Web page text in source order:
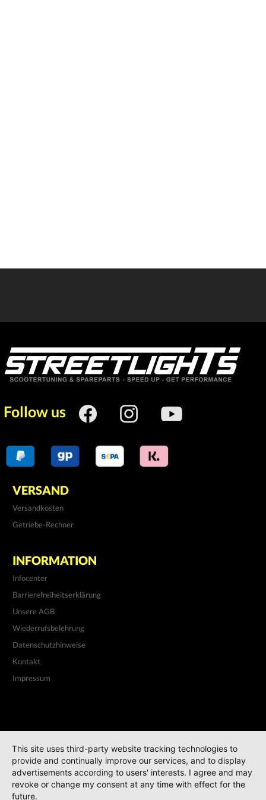
Follow us
VERSAND
Versandkosten
Getriebe-Rechner
INFORMATION
Infocenter
Barrierefreiheitserklärung
Unsere AGB
Wiederrufsbelehrung
Datenschutzhinweise
Kontakt
Impressum
This site uses third-party website tracking technologies to
provide and continually improve our services, and to display
advertisements according to users' interests. I agree and may
revoke or change my consent at any time with effect for the
future.